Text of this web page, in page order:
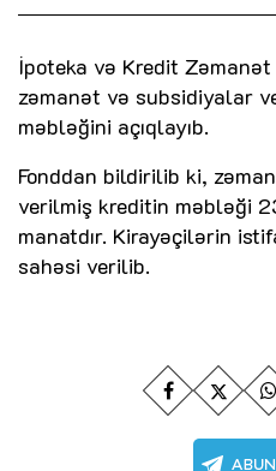
İpoteka və Kredit
zəmanət və subsidiyalar
məbləğini açıqlayıb.
Fonddan bildirilib ki,
verilmiş kreditin məbləği
manatdır. Kirayəçilərin
sahəsi verilib.